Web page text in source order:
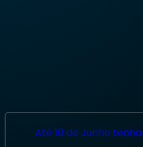
Até 10 de Junho